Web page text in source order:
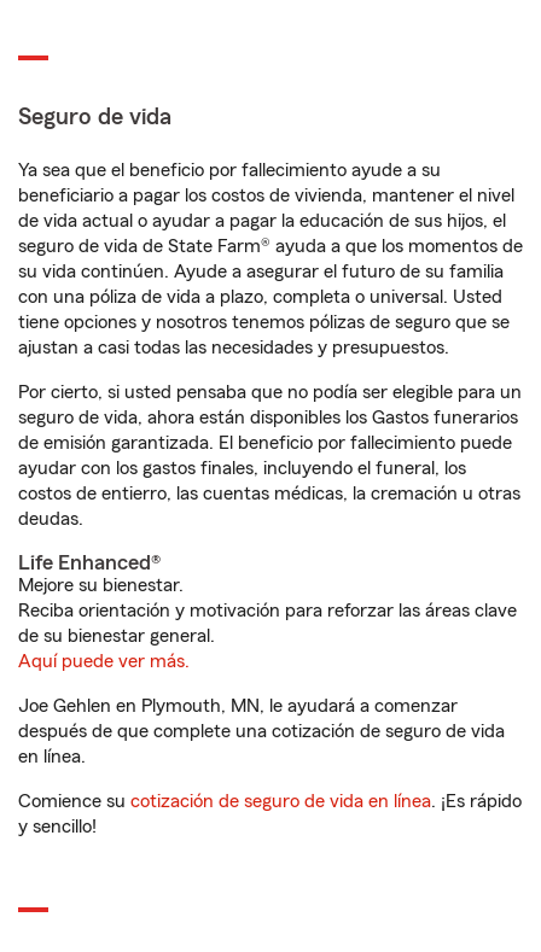
Seguro de vida
Ya sea que el beneficio por fallecimiento ayude a su
beneficiario a pagar los costos de vivienda, mantener el nivel
de vida actual o ayudar a pagar la educación de sus hijos, el
seguro de vida de State Farm® ayuda a que los momentos de
su vida continúen. Ayude a asegurar el futuro de su familia
con una póliza de vida a plazo, completa o universal. Usted
tiene opciones y nosotros tenemos pólizas de seguro que se
ajustan a casi todas las necesidades y presupuestos.
Por cierto, si usted pensaba que no podía ser elegible para un
seguro de vida, ahora están disponibles los Gastos funerarios
de emisión garantizada. El beneficio por fallecimiento puede
ayudar con los gastos finales, incluyendo el funeral, los
costos de entierro, las cuentas médicas, la cremación u otras
deudas.
Life Enhanced®
Mejore su bienestar.
Reciba orientación y motivación para reforzar las áreas clave
de su bienestar general.
Aquí puede ver más.
Joe Gehlen en Plymouth, MN, le ayudará a comenzar
después de que complete una cotización de seguro de vida
en línea.
Comience su cotización de seguro de vida en línea. ¡Es rápido
y sencillo!